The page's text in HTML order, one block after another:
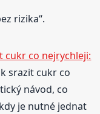
rizika“.
cukr co nejrychleji:
srazit cukr co
návod, co
je nutné jednat